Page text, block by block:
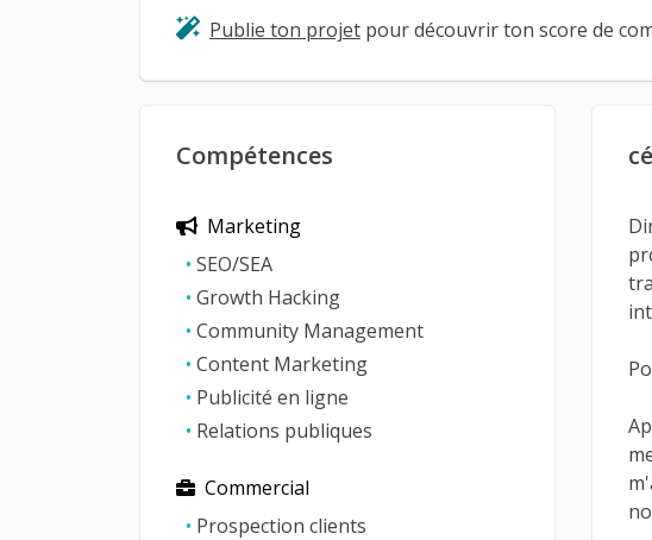
Publie ton projet pour découvrir ton score de
Compétences
Marketing
• SEO/SEA
• Growth Hacking
• Community Management
• Content Marketing
• Publicité en ligne
• Relations publiques
Commercial
• Prospection clients